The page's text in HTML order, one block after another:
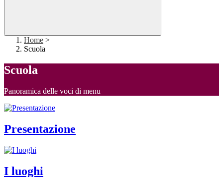
Home >
Scuola
Scuola
Panoramica delle voci di menu
Presentazione
I luoghi